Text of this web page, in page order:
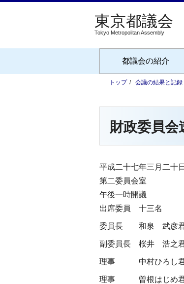
Tokyo Metropolitan Assembly
都議会の紹介
トップ 会議の結果と記録
財政委員会
平成二十七年三月二十
第二委員会室
午後一時開議
出席委員 十三名
委員長 和泉 武彦
副委員長 桜井 浩之
理事 中村ひろし
理事 曽根はじめ